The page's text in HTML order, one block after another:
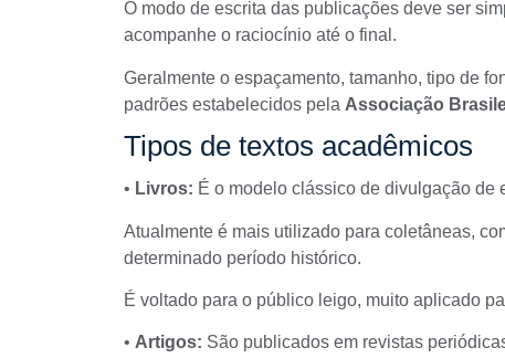
O modo de escrita das publicações deve ser
acompanhe o raciocínio até o final.
Geralmente o espaçamento, tamanho, tipo de
padrões estabelecidos pela Associação
Tipos de textos acadêmicos
• Livros: É o modelo clássico de divulgação de
Atualmente é mais utilizado para coletâneas,
determinado período histórico.
É voltado para o público leigo, muito aplicado
• Artigos: São publicados em revistas